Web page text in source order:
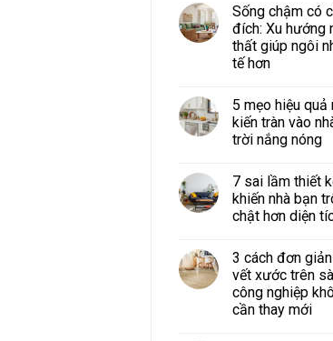
Sống chậm có
đích: Xu hướng
thất giúp ngôi
tế hơn
5 mẹo hiệu quả
kiến tràn vào
trời nắng nóng
7 sai lầm thiết
khiến nhà bạn
chật hơn diện
3 cách đơn
vết xước trên
công nghiệp
cần thay mới